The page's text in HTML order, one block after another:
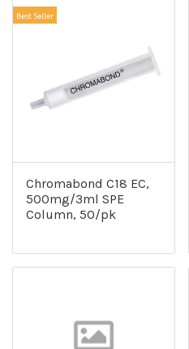
Best Seller
Chromabond C18 EC,
500mg/3ml SPE
Column, 50/pk